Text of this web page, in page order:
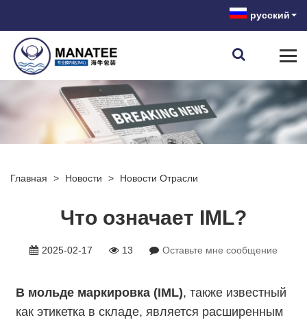
русский
Главная > Новости > Новости Отрасли
Что означает IML?
2025-02-17 13 Оставьте мне сообщение
В мольде маркировка (IML), также известный
как этикетка в складе, является расширенным